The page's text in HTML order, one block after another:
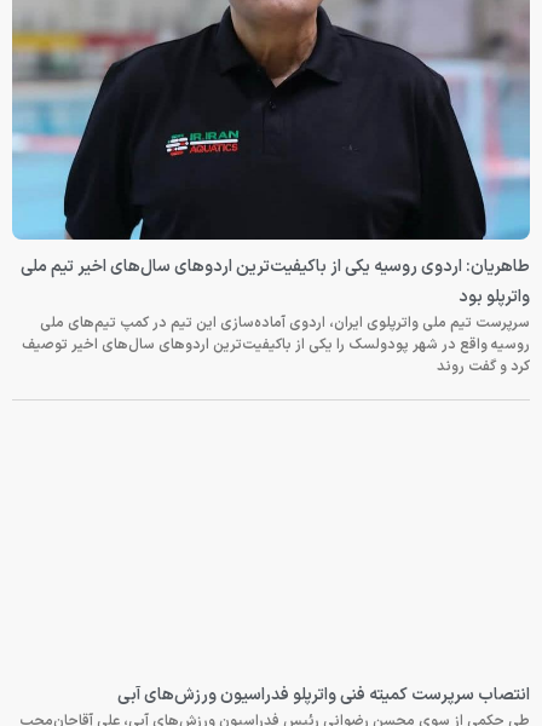
طاهریان: اردوی روسیه یکی از باکیفیت‌ترین اردوهای سال‌های اخیر تیم ملی
واترپلو بود
سرپرست تیم ملی واترپلوی ایران، اردوی آماده‌سازی این تیم در کمپ تیم‌های ملی
روسیه واقع در شهر پودولسک را یکی از باکیفیت‌ترین اردوهای سال‌های اخیر توصیف
کرد و گفت روند
انتصاب سرپرست کمیته فنی واترپلو فدراسیون ورزش‌های آبی
طی حکمی از سوی محسن رضوانی رئیس فدراسیون ورزش‌های آبی، علی آقاجان‌محب